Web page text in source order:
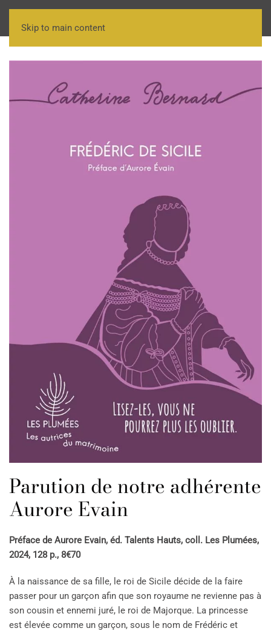
Skip to main content
Parution de notre adhérente
Aurore Evain
Préface de Aurore Evain, éd. Talents Hauts, coll. Les Plumées,
2024, 128 p., 8€70
À la naissance de sa fille, le roi de Sicile décide de la faire
passer pour un garçon afin que son royaume ne revienne pas à
son cousin et ennemi juré, le roi de Majorque. La princesse
est élevée comme un garçon, sous le nom de Frédéric et